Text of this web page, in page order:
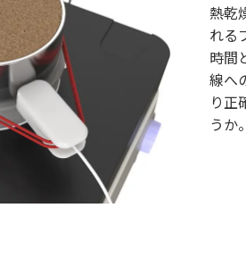
熱乾
れる
時間
線へ
り正
うか